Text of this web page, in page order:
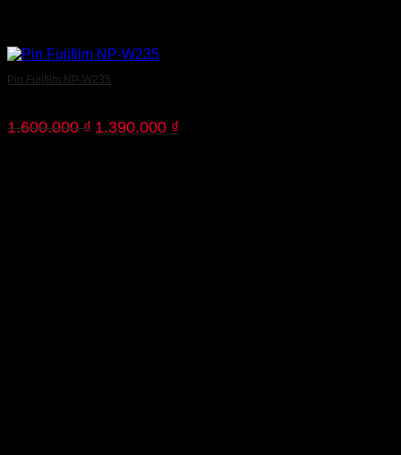
Pin Fujifilm NP-W235
1.600.000₫ Giá
1.390.000 ₫